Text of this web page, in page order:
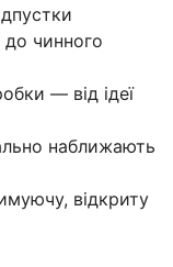
до чинного
— від ідеї
наближають
відкриту